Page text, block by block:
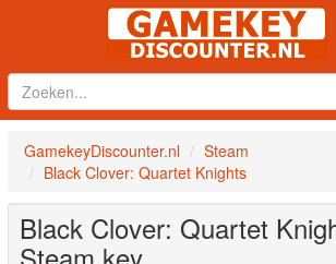
GamekeyDiscounter.nl
Steam
Black Clover: Quartet Knights
Black Clover: Quartet